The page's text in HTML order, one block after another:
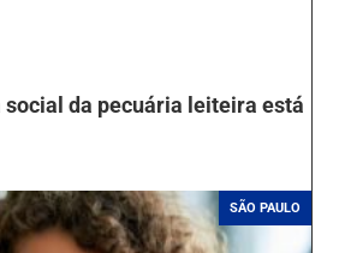
social da pecuária leiteira está
SÃO PAULO